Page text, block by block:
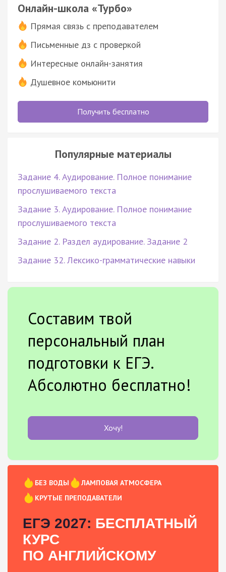
Онлайн-школа «Турбо»
Прямая связь с преподавателем
Письменные дз с проверкой
Интересные онлайн-занятия
Душевное комьюнити
Получить бесплатно
Популярные материалы
Задание 4. Аудирование. Полное понимание
прослушиваемого текста
Задание 3. Аудирование. Полное понимание
прослушиваемого текста
Задание 2. Раздел аудирование. Задание 2
Задание 32. Лексико-грамматические навыки
Составим твой
персональный план
подготовки к ЕГЭ.
Абсолютно бесплатно!
Хочу!
БЕЗ ВОДЫ
ЛАМПОВАЯ АТМОСФЕРА
КРУТЫЕ ПРЕПОДАВАТЕЛИ
ЕГЭ 2027: БЕСПЛАТНЫЙ
КУРС
ПО АНГЛИЙСКОМУ